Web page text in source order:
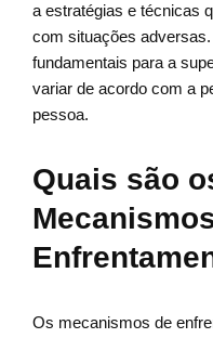
a estratégias e técnicas
com situações
fundamentais para a
variar de acordo com a
pessoa.
Quais são
Os mecanismos de